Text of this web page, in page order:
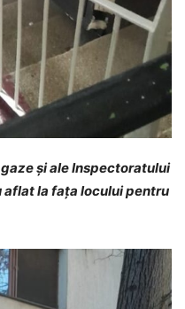
și ale Inspectoratului
aflat la fața locului pentru